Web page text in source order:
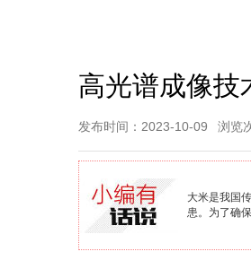
高光谱成像技
发布时间：2023-10-09 浏览
大米是我国
患。为了确